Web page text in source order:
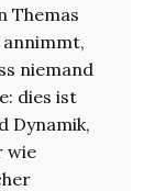
Themas
annimmt,
niemand
dies ist
Dynamik,
wie